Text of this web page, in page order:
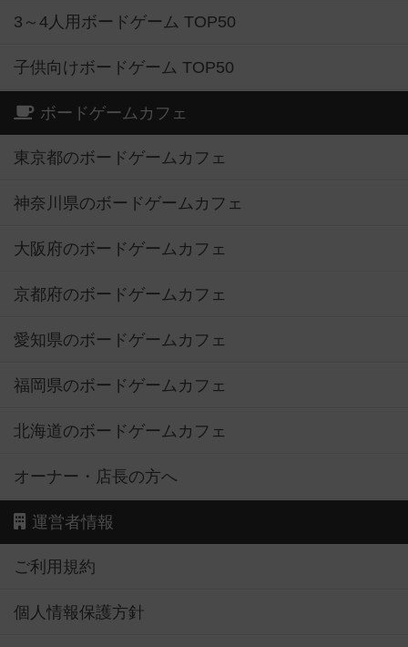
3～4人用ボードゲーム TOP50
子供向けボードゲーム TOP50
ボードゲームカフェ
東京都のボードゲームカフェ
神奈川県のボードゲームカフェ
大阪府のボードゲームカフェ
京都府のボードゲームカフェ
愛知県のボードゲームカフェ
福岡県のボードゲームカフェ
北海道のボードゲームカフェ
オーナー・店長の方へ
運営者情報
ご利用規約
個人情報保護方針